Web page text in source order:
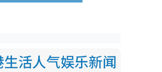
生活人气娱乐新闻